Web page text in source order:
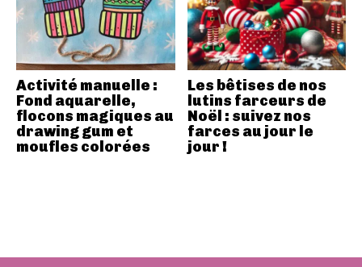
Activité manuelle :
Fond aquarelle,
flocons magiques au
drawing gum et
moufles colorées
Les bêtises de nos
lutins farceurs de
Noël : suivez nos
farces au jour le
jour !